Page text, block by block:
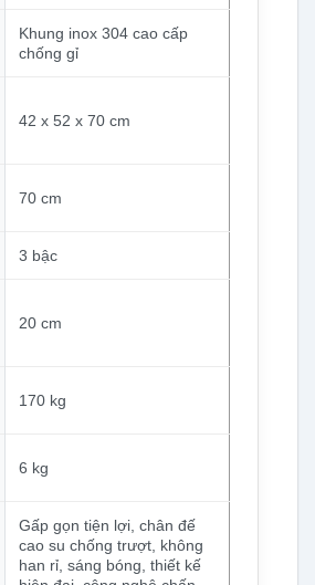
Khung inox 304 cao cấp
chống gỉ
42 x 52 x 70 cm
70 cm
3 bậc
20 cm
170 kg
6 kg
Gấp gọn tiện lợi, chân đế
cao su chống trượt, không
han rỉ, sáng bóng, thiết kế